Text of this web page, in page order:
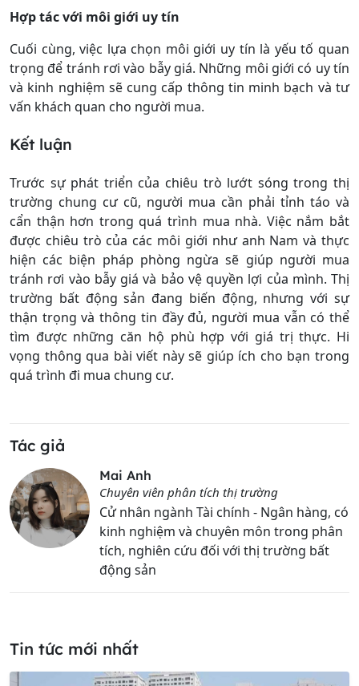
Hợp tác với môi giới uy tín
Cuối cùng, việc lựa chọn môi giới uy tín là yếu tố quan
trọng để tránh rơi vào bẫy giá. Những môi giới có uy tín
và kinh nghiệm sẽ cung cấp thông tin minh bạch và tư
vấn khách quan cho người mua.
Kết luận
Trước sự phát triển của chiêu trò lướt sóng trong thị
trường chung cư cũ, người mua cần phải tỉnh táo và
cẩn thận hơn trong quá trình mua nhà. Việc nắm bắt
được chiêu trò của các môi giới như anh Nam và thực
hiện các biện pháp phòng ngừa sẽ giúp người mua
tránh rơi vào bẫy giá và bảo vệ quyền lợi của mình. Thị
trường bất động sản đang biến động, nhưng với sự
thận trọng và thông tin đầy đủ, người mua vẫn có thể
tìm được những căn hộ phù hợp với giá trị thực. Hi
vọng thông qua bài viết này sẽ giúp ích cho bạn trong
quá trình đi mua chung cư.
Tác giả
Mai Anh
Chuyên viên phân tích thị trường
Cử nhân ngành Tài chính - Ngân hàng, có
kinh nghiệm và chuyên môn trong phân
tích, nghiên cứu đối với thị trường bất
động sản
Tin tức mới nhất